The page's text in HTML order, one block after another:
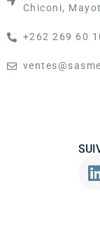
Chiconi,
+262 269 60